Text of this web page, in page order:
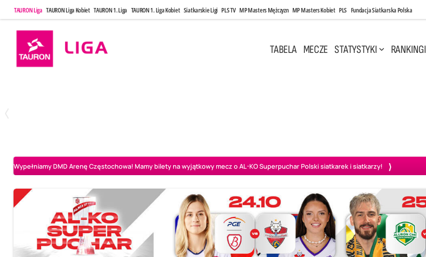
TAURON Liga TAURON Liga Kobiet TAURON 1. Liga TAURON 1. Liga Kobiet Siatkarskie Ligi PLS TV MP Masters Mężczyzn MP Masters Kobiet PLS Fundacja Siatkarska Polska
TABELA MECZE STATYSTYKI RANKINGI
Wypełniamy DMD Arenę Częstochowa! Mamy bilety na wyjątkowy mecz o AL-KO Superpuchar Polski siatkarek i siatkarzy!